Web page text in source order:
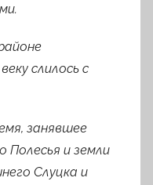
слилось с
занявшее
Полесья и земли
Слуцка и